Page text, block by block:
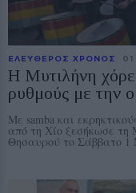
ΕΛΕΥΘΕΡΟΣ ΧΡΟΝΟΣ
Η Μυτιλήνη
ρυθμούς με την
Με samba και
από τη Χίο ξεσήκωσε τη
Θησαυρού το Σάββατο 1